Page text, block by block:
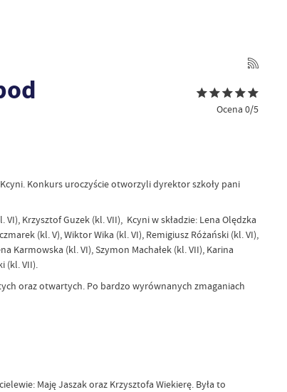
Ocena 0/5
Konkurs uroczyście otworzyli dyrektor szkoły pani
Krzysztof Guzek (kl. VII), Kcyni w składzie: Lena Olędzka
(kl. V), Wiktor Wika (kl. VI), Remigiusz Różański (kl. VI),
Karmowska (kl. VI), Szymon Machałek (kl. VII), Karina
(kl. VII).
oraz otwartych. Po bardzo wyrównanych zmaganiach
Maję Jaszak oraz Krzysztofa Wiekierę. Była to